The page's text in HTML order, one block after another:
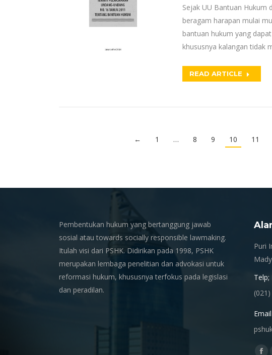
Sejak UU Bantuan Hukum
beragam harapan mulai
bantuan hukum yang
khususnya kalangan tidak
READ ARTICLE
← 1 … 8 9 10 11
Pembentukan hukum yang bertanggung jawab
sosial atau towards socially responsible lawmaking.
Itulah visi dari PSHK. Didirikan pada 1998, PSHK
merupakan lembaga penelitian dan advokasi untuk
reformasi hukum, khususnya terfokus pada legislasi
dan peradilan.
Puri
Telp;
Email